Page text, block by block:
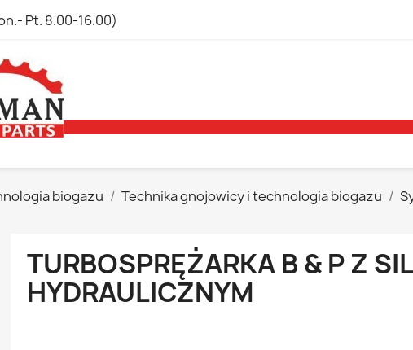
Pt. 8.00-16.00)
biogazu Technika gnojowicy i technologia biogazu
TURBOSPRĘŻARKA B & P Z
HYDRAULICZNYM